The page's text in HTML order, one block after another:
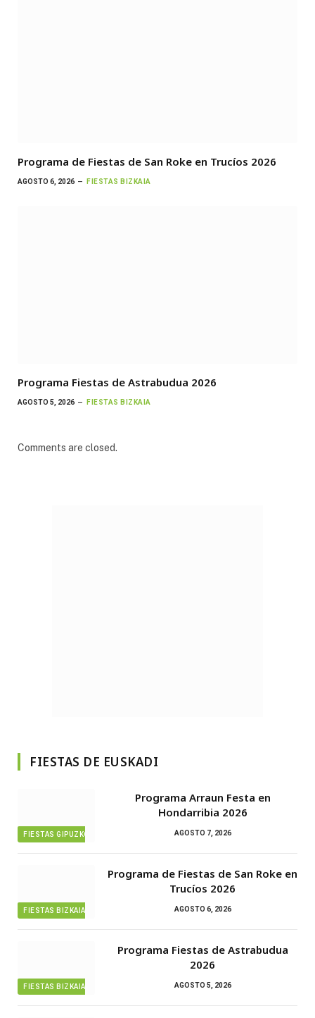
Programa de Fiestas de San Roke en Trucíos 2026
AGOSTO 6, 2026 FIESTAS BIZKAIA
Programa Fiestas de Astrabudua 2026
AGOSTO 5, 2026 FIESTAS BIZKAIA
Comments are closed.
FIESTAS DE EUSKADI
FIESTAS GIPUZKOA
Programa Arraun Festa en
Hondarribia 2026
AGOSTO 7, 2026
FIESTAS BIZKAIA
Programa de Fiestas de San Roke en
Trucíos 2026
AGOSTO 6, 2026
FIESTAS BIZKAIA
Programa Fiestas de Astrabudua
2026
AGOSTO 5, 2026